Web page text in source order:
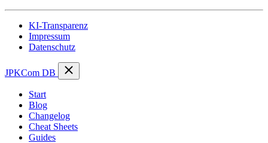
KI-Transparenz
Impressum
Datenschutz
JPKCom DB
Start
Blog
Changelog
Cheat Sheets
Guides